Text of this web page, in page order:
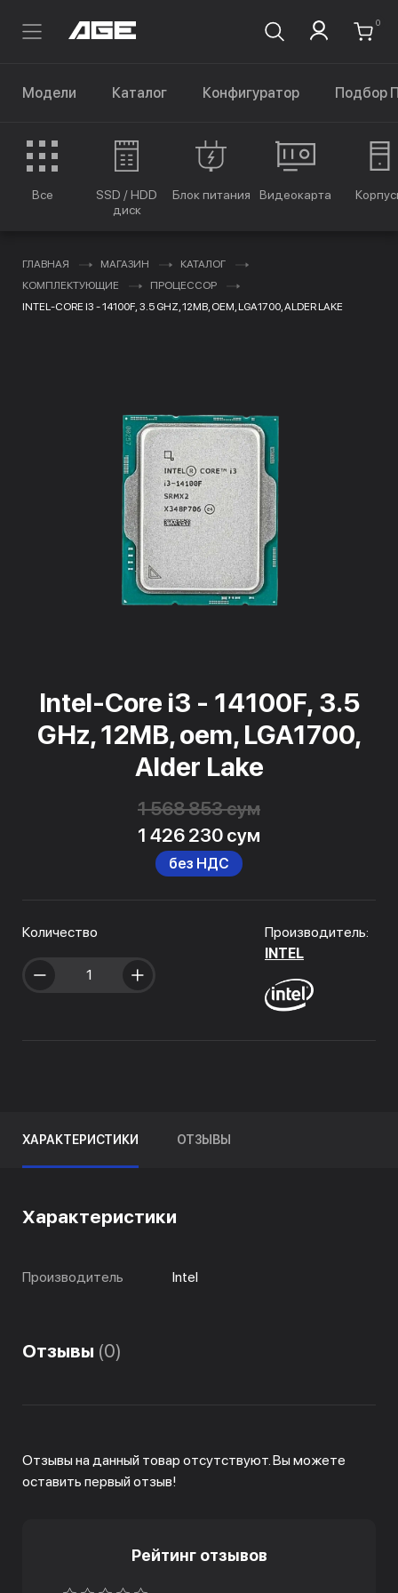
0
Модели Каталог Конфигуратор Подбор
Все
SSD / HDD
диск
Блок питания Видеокарта
ГЛАВНАЯ МАГАЗИН
КАТАЛОГ
КОМПЛЕКТУЮЩИЕ
ПРОЦЕССОР
INTEL-CORE I3 - 14100F, 3.5 GHZ, 12MB, OEM, LGA1700, ALDER LAKE
Intel-Core i3 - 14100F, 3.5
GHz, 12MB, oem, LGA1700,
Alder Lake
1 568 853 сум
1 426 230 сум
без НДС
Количество
Производитель:
INTEL
ХАРАКТЕРИСТИКИ ОТЗЫВЫ
Характеристики
Производитель Intel
Отзывы (0)
Отзывы на данный товар отсутствуют. Вы можете
оставить первый отзыв!
Рейтинг отзывов